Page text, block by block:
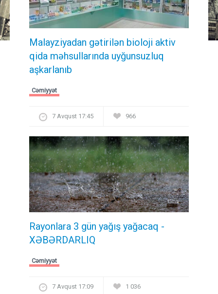
Malayziyadan gətirilən bioloji aktiv
qida məhsullarında uyğunsuzluq
aşkarlanıb
Cəmiyyət
7 Avqust 17:45 966
Rayonlara 3 gün yağış yağacaq -
XƏBƏRDARLIQ
Cəmiyyət
7 Avqust 17:09 1 036